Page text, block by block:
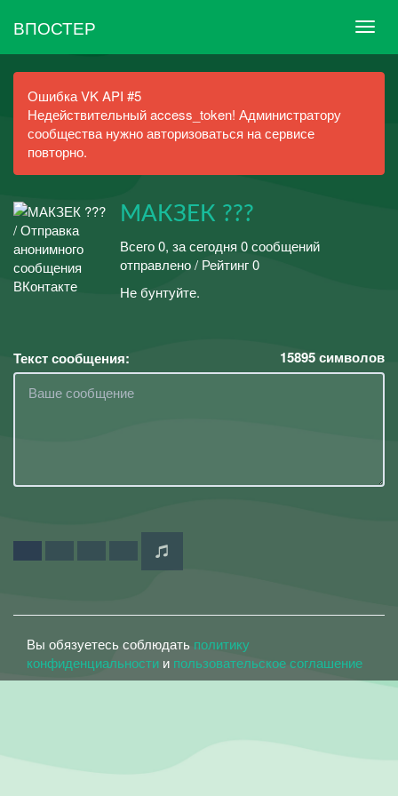
ВПОСТЕР
Ошибка VK API #5
Недействительный access_token! Администратору
сообщества нужно авторизоваться на сервисе
повторно.
МАКЗЕК ???
Всего 0, за сегодня 0 сообщений
отправлено / Рейтинг 0
Не бунтуйте.
Текст сообщения: 15895символов
Вы обязуетесь соблюдать политику
конфиденциальности и пользовательское соглашение